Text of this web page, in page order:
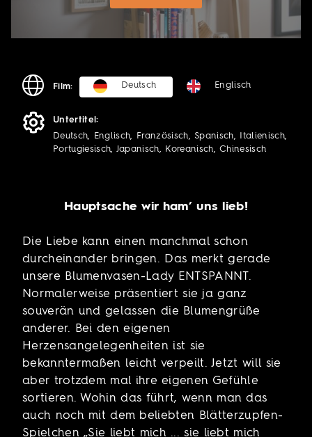
Film: Deutsch Englisch
Untertitel:
Deutsch, Englisch, Französisch, Spanisch, Italienisch,
Portugiesisch, Japanisch, Koreanisch, Chinesisch
Hauptsache wir ham’ uns lieb!
Die Liebe kann einen manchmal schon
durcheinander bringen. Das merkt gerade
unsere Blumenvasen-Lady ENTSPANNT.
Normalerweise präsentiert sie ja ganz
souverän und gelassen die Blumengrüße
anderer. Bei den eigenen
Herzensangelegenheiten ist sie
bekanntermaßen leicht verpeilt. Jetzt will sie
aber trotzdem mal ihre eigenen Gefühle
sortieren. Wohin das führt, wenn man das
auch noch mit dem beliebten Blätterzupfen-
Spielchen „Sie liebt mich ... sie liebt mich